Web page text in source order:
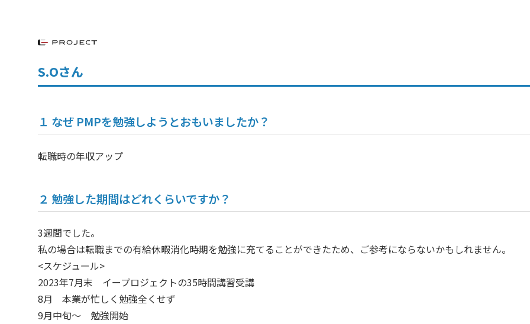
S.Oさん
１ なぜ PMPを勉強しようとおもいましたか？
転職時の年収アップ
２ 勉強した期間はどれくらいですか？
3週間でした。
私の場合は転職までの有給休暇消化時期を勉強に充てることができたため、ご参考にならないかもしれません。
<スケジュール>
2023年7月末 イープロジェクトの35時間講習受講
8月 本業が忙しく勉強全くせず
9月中旬～ 勉強開始